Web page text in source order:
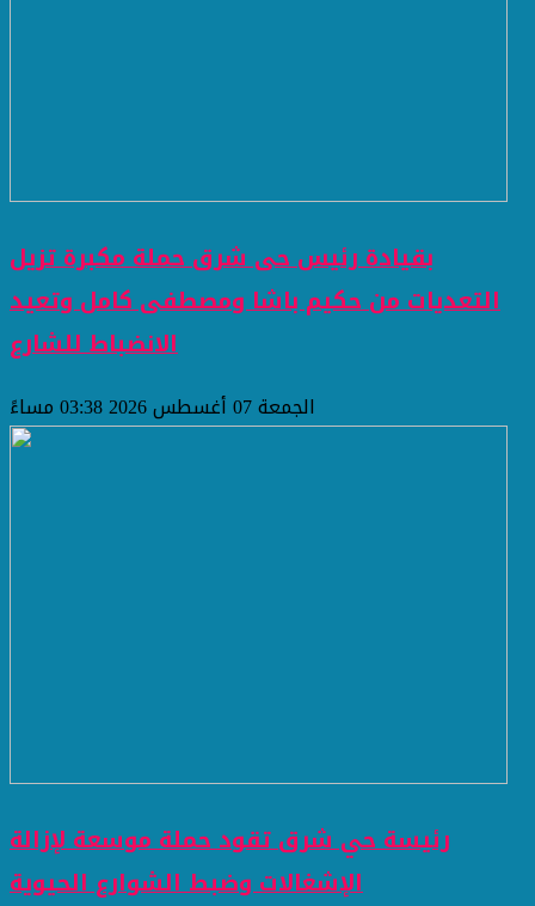
بقيادة رئيس حى شرق حملة مكبرة تزيل
التعديات من حكيم باشا ومصطفى كامل وتعيد
الانضباط للشارع
الجمعة 07 أغسطس 2026 03:38 مساءً
رئيسة حي شرق تقود حملة موسعة لإزالة
الإشغالات وضبط الشوارع الحيوية